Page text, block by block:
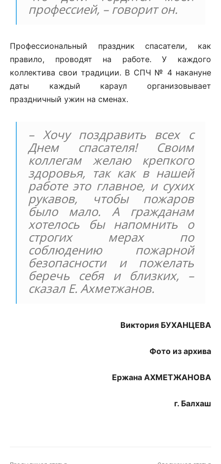
профессией, – говорит он.
Профессиональный праздник спасатели, как
правило, проводят на работе. У каждого
коллектива свои традиции. В СПЧ № 4 накануне
даты каждый караул организовывает
праздничный ужин на сменах.
– Хочу поздравить всех с
Днем спасателя! Своим
коллегам желаю крепкого
здоровья, так как в нашей
работе это главное, и сухих
рукавов, чтобы пожаров
было мало. А гражданам
хотелось бы напомнить о
строгих мерах по
соблюдению пожарной
безопасности и пожелать
беречь себя и близких, –
сказал Е. Ахметжанов.
Виктория БУХАНЦЕВА
Фото из архива
Ержана АХМЕТЖАНОВА
г. Балхаш